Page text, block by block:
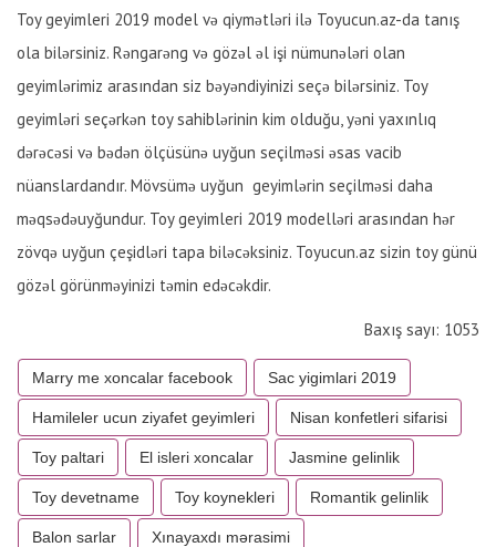
Toy geyimleri 2019 model və qiymətləri ilə Toyucun.az-da tanış
ola bilərsiniz. Rəngarəng və gözəl əl işi nümunələri olan
geyimlərimiz arasından siz bəyəndiyinizi seçə bilərsiniz. Toy
geyimləri seçərkən toy sahiblərinin kim olduğu, yəni yaxınlıq
dərəcəsi və bədən ölçüsünə uyğun seçilməsi əsas vacib
nüanslardandır. Mövsümə uyğun geyimlərin seçilməsi daha
məqsədəuyğundur. Toy geyimleri 2019 modelləri arasından hər
zövqə uyğun çeşidləri tapa biləcəksiniz. Toyucun.az sizin toy günü
gözəl görünməyinizi təmin edəcəkdir.
Baxış sayı: 1053
Marry me xoncalar facebook Sac yigimlari 2019
Hamileler ucun ziyafet geyimleri Nisan konfetleri sifarisi
Toy paltari El isleri xoncalar Jasmine gelinlik
Toy devetname Toy koynekleri Romantik gelinlik
Balon sarlar Xınayaxdı mərasimi